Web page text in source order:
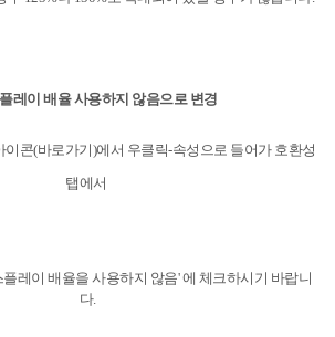
레이 배율 사용하지 않음으로 변경
이콘(바로가기)에서 우클릭-속성으로 들어가 호환성
탭에서
레이 배율을 사용하지 않음' 에 체크하시기 바랍니
다.